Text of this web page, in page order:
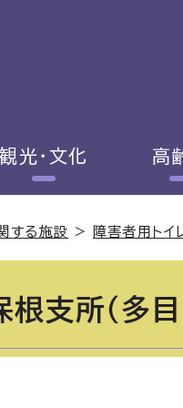
観光・文化 高
する施設 > 障害者用トイ
根支所（多目